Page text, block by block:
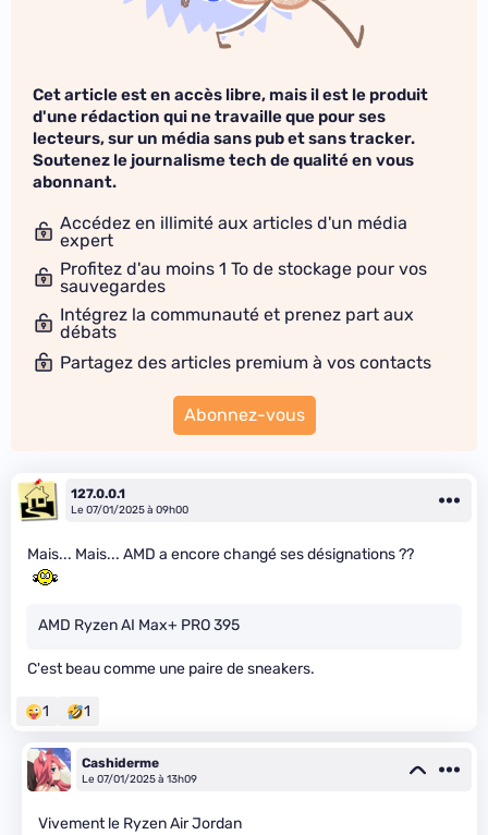
Cet article est en accès libre, mais il est le produit
d'une rédaction qui ne travaille que pour ses
lecteurs, sur un média sans pub et sans tracker.
Soutenez le journalisme tech de qualité en vous
abonnant.
Accédez en illimité aux articles d'un média
expert
Profitez d'au moins 1 To de stockage pour vos
sauvegardes
Intégrez la communauté et prenez part aux
débats
Partagez des articles premium à vos contacts
Abonnez-vous
127.0.0.1
Le 07/01/2025 à 09h00
Mais... Mais... AMD a encore changé ses désignations ??
AMD Ryzen AI Max+ PRO 395
C'est beau comme une paire de sneakers.
1 1
Cashiderme
Le 07/01/2025 à 13h09
Vivement le Ryzen Air Jordan